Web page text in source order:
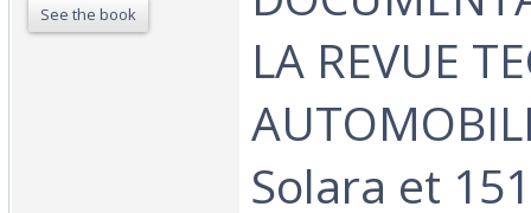
See the book
LA REVUE
Solara et